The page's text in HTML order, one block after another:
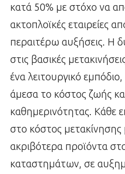
κατά 50% με στόχο να
ακτοπλοϊκές εταιρείες
περαιτέρω αυξήσεις. Η
στις βασικές
ένα λειτουργικό
άμεσα το κόστος ζωής
καθημερινότητας. Κάθε
στο κόστος μετακίνησης
ακριβότερα προϊόντα
καταστημάτων, σε